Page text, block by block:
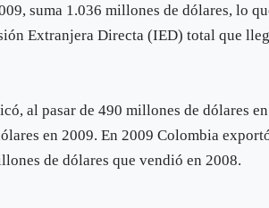
suma 1.036 millones de dólares, lo
Extranjera Directa (IED) total que
al pasar de 490 millones de dólares en
en 2009. En 2009 Colombia
de dólares que vendió en 2008.